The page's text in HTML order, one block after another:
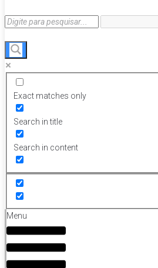
Exact matches only
Search in title
Search in content
Menu